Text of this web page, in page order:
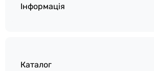
Інформація
Каталог